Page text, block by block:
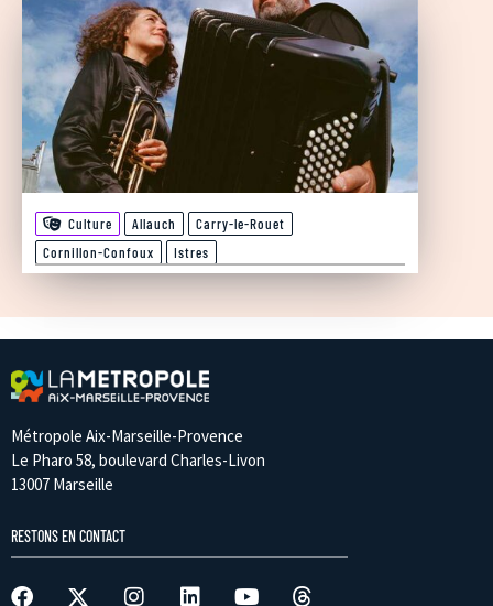
Culture Allauch
Carry-le-Rouet
Cornillon-Confoux
Istres
Métropole Aix-Marseille-Provence
Le Pharo 58, boulevard Charles-Livon
13007 Marseille
RESTONS EN CONTACT